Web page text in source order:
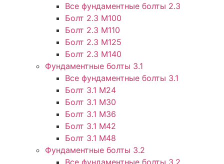
Все фундаментные болты 2.3
Болт 2.3 М100
Болт 2.3 М110
Болт 2.3 М125
Болт 2.3 М140
Фундаментные болты 3.1
Все фундаментные болты 3.1
Болт 3.1 М24
Болт 3.1 М30
Болт 3.1 М36
Болт 3.1 М42
Болт 3.1 М48
Фундаментные болты 3.2
Все фундаментные болты 3.2